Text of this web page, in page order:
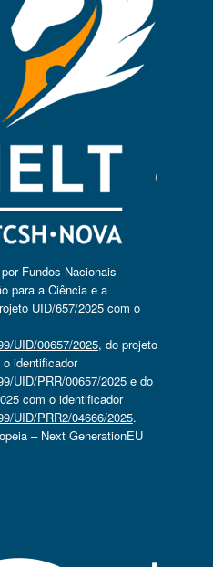
Fundos Nacionais
para a Ciência e a
UID/657/2025 com o
UID/00657/2025, do projeto
identificador
UID/PRR/00657/2025e do
com o identificador
UID/PRR2/04666/2025.
– Next GenerationEU